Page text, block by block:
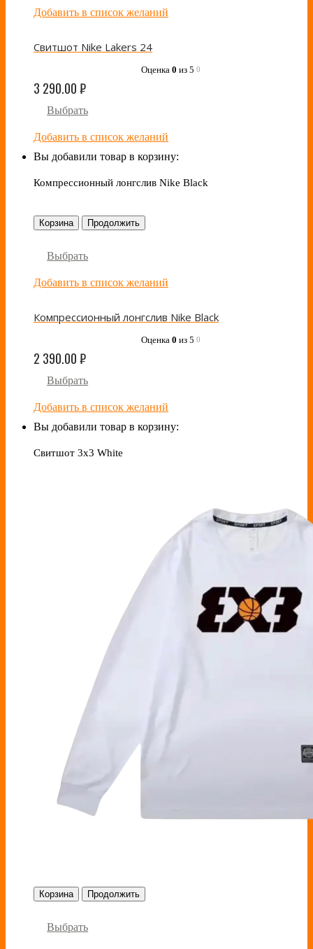
Добавить в список желаний
Свитшот Nike Lakers 24
Оценка 0 из 5 0
3 290.00₽
Выбрать
Добавить в список желаний
Вы добавили товар в корзину:
Компрессионный лонгслив Nike Black
Корзина Продолжить
Выбрать
Добавить в список желаний
Компрессионный лонгслив Nike Black
Оценка 0 из 5 0
2 390.00₽
Выбрать
Добавить в список желаний
Вы добавили товар в корзину:
Свитшот 3x3 White
Корзина Продолжить
Выбрать